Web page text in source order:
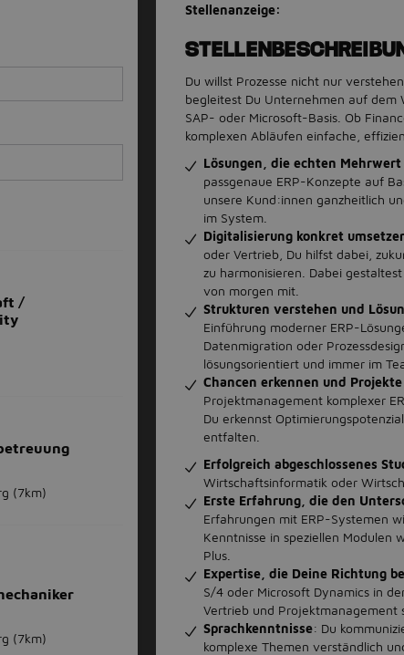
/
(7km)
(7km)
Stellenanzeige:
Du willst Prozesse nicht nur
begleitest Du Unternehmen auf
SAP- oder Microsoft-Basis. Ob
komplexen Abläufen einfache,
Lösungen, die echten
passgenaue ERP-Konzepte auf
unsere Kund:innen ganzheitlich
im System.
Digitalisierung konkret
oder Vertrieb, Du hilfst dabei,
zu harmonisieren. Dabei
von morgen mit.
Strukturen verstehen und
Einführung moderner ERP-
Datenmigration oder
lösungsorientiert und immer im
Chancen erkennen und
Projektmanagement komplexer
Du erkennst
entfalten.
Erfolgreich abgeschlossenes
Wirtschaftsinformatik oder
Erste Erfahrung, die den
Erfahrungen mit ERP-Systemen
Kenntnisse in speziellen Modulen
Plus.
Expertise, die Deine Richtung
S/4 oder Microsoft Dynamics in
Vertrieb und Projektmanagement
Sprachkenntnisse: Du
komplexe Themen verständlich